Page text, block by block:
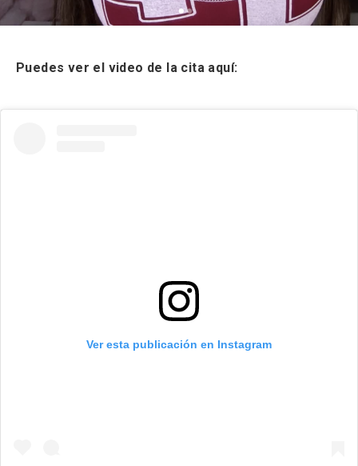
Puedes ver el video de la cita aquí:
Ver esta publicación en Instagram